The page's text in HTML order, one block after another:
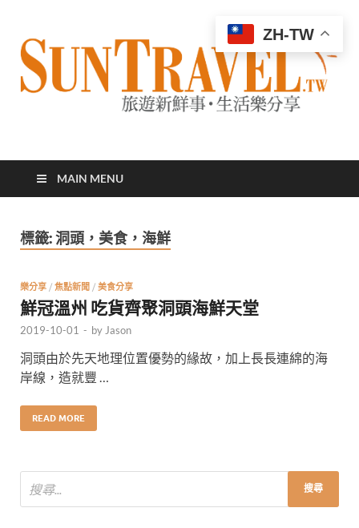
太陽網
MAIN MENU
標籤:洞頭，美食，海鮮
樂分享 / 焦點新聞 / 美食分享
鮮冠溫州 吃貨齊聚洞頭海鮮天堂
2019-10-01 - by Jason
洞頭由於先天地理位置優勢的緣故，加上長長連綿的海
岸線，造就豐 …
READ MORE
ZH-TW